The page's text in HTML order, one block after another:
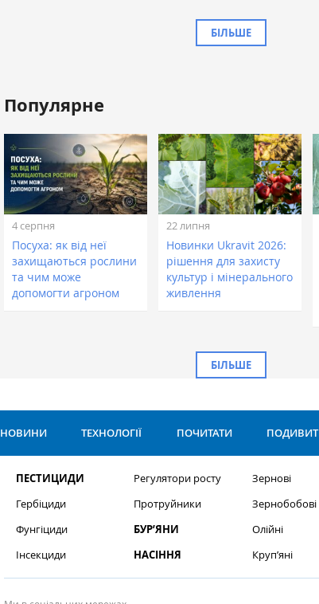
БІЛЬШЕ
Популярне
4 серпня
Посуха: як від неї
захищаються рослини
та чим може
допомогти агроном
22 липня
Новинки Ukravit 2026:
рішення для захисту
культур і мінерального
живлення
БІЛЬШЕ
НОВИНИ ТЕХНОЛОГІЇ ПОЧИТАТИ
ПЕСТИЦИДИ
Гербіциди
Фунгіциди
Інсекциди
Регулятори росту
Протруйники
БУР’ЯНИ
НАСІННЯ
Зернові
Зернобобові
Олійні
Круп’яні